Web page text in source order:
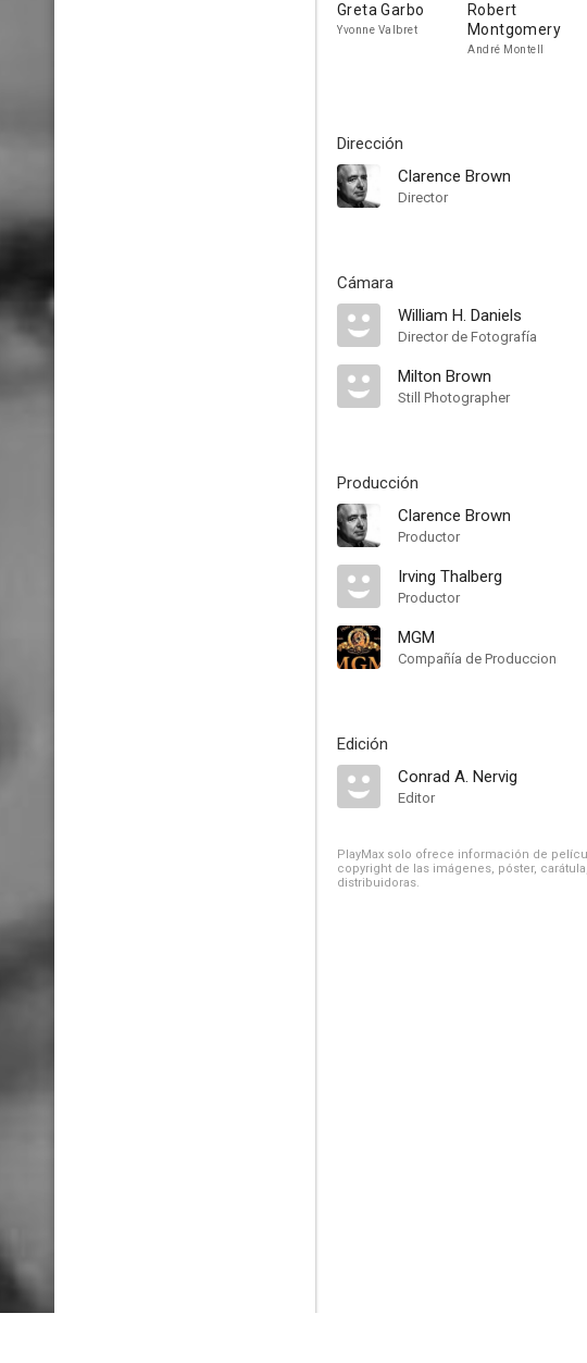
Greta Garbo
Yvonne Valbret
Robert
Montgomery
André Montell
Dirección
Clarence Brown
Director
Cámara
William H. Daniels
Director de Fotografía
Milton Brown
Still Photographer
Producción
Clarence Brown
Productor
Irving Thalberg
Productor
MGM
Compañía de Produccion
Edición
Conrad A. Nervig
Editor
PlayMax solo ofrece información de
copyright de las imágenes, póster,
distribuidoras.